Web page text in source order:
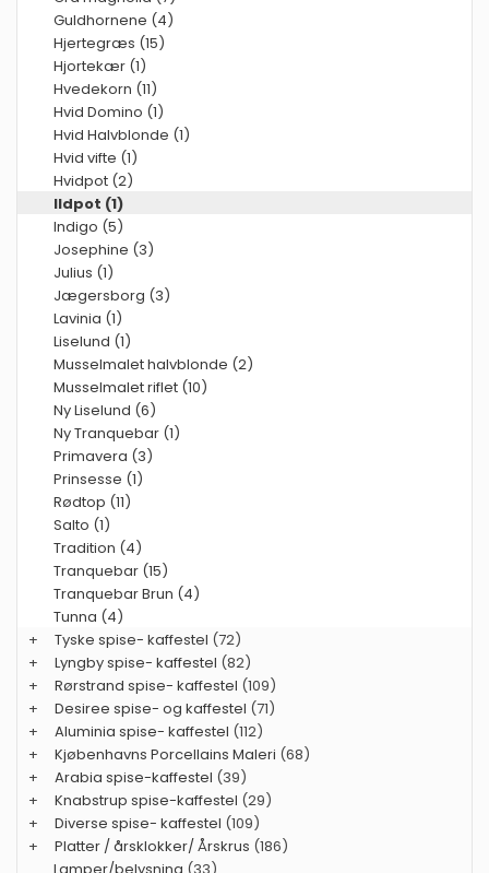
Guldhornene (4)
Hjertegræs (15)
Hjortekær (1)
Hvedekorn (11)
Hvid Domino (1)
Hvid Halvblonde (1)
Hvid vifte (1)
Hvidpot (2)
Ildpot (1)
Indigo (5)
Josephine (3)
Julius (1)
Jægersborg (3)
Lavinia (1)
Liselund (1)
Musselmalet halvblonde (2)
Musselmalet riflet (10)
Ny Liselund (6)
Ny Tranquebar (1)
Primavera (3)
Prinsesse (1)
Rødtop (11)
Salto (1)
Tradition (4)
Tranquebar (15)
Tranquebar Brun (4)
Tunna (4)
+
Tyske spise- kaffestel (72)
+
Lyngby spise- kaffestel (82)
+
Rørstrand spise- kaffestel (109)
+
Desiree spise- og kaffestel (71)
+
Aluminia spise- kaffestel (112)
+
Kjøbenhavns Porcellains Maleri (68)
+
Arabia spise-kaffestel (39)
+
Knabstrup spise-kaffestel (29)
+
Diverse spise- kaffestel (109)
+
Platter / årsklokker/ Årskrus (186)